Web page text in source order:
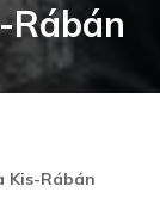
Kis-Rábán